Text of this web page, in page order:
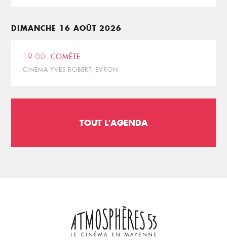
DIMANCHE 16 AOÛT 2026
19:00 COMÈTE
CINÉMA YVES ROBERT, EVRON
TOUT L'AGENDA